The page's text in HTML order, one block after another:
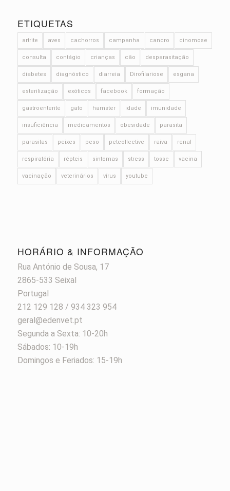
ETIQUETAS
artrite aves cachorros campanha cancro cinomose
consulta contágio crianças cão desparasitação
diabetes diagnóstico diarreia Dirofilariose esgana
esterilização exóticos facebook formação
gastroenterite gato hamster idade imunidade
insuficiência medicamentos obesidade parasita
parasitas peixes peso petcollective raiva renal
respiratória répteis sintomas stress tosse vacina
vacinação veterinários vírus youtube
HORÁRIO & INFORMAÇÃO
Rua António de Sousa, 17
2865-533 Seixal
Portugal
212 129 128 / 934 323 954
geral@edenvet.pt
Segunda a Sexta: 10-20h
Sábados: 10-19h
Domingos e Feriados: 15-19h